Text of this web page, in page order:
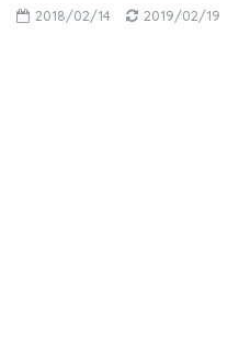
2018/02/14 2019/02/19